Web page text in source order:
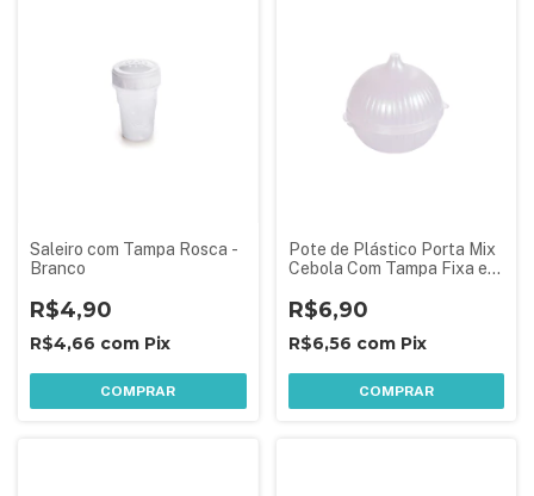
Saleiro com Tampa Rosca -
Branco
R$4,90
R$4,66 com Pix
COMPRAR
Pote de Plástico Porta Mix
Cebola Com Tampa Fixa e
R$6,90
R$6,56 com Pix
COMPRAR